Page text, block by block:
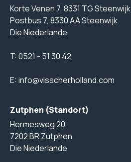
Korte Venen 7, 8331 TG Steenwijk
Postbus 7, 8330 AA Steenwijk
Die Niederlande
T:0521 - 51 30 42
E:info@visscherholland.com
Zutphen (Standort)
Hermesweg 20
7202 BR Zutphen
Die Niederlande